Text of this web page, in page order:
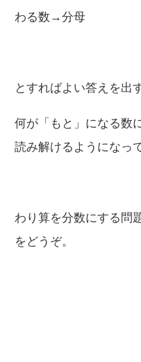
わる数→分母
とすればよい答えを出
何が「もと」になる数
読み解けるようになっ
わり算を分数にする問
をどうぞ。